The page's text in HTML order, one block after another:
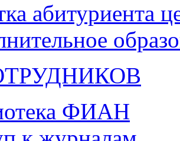
абитуриента
ФИАН